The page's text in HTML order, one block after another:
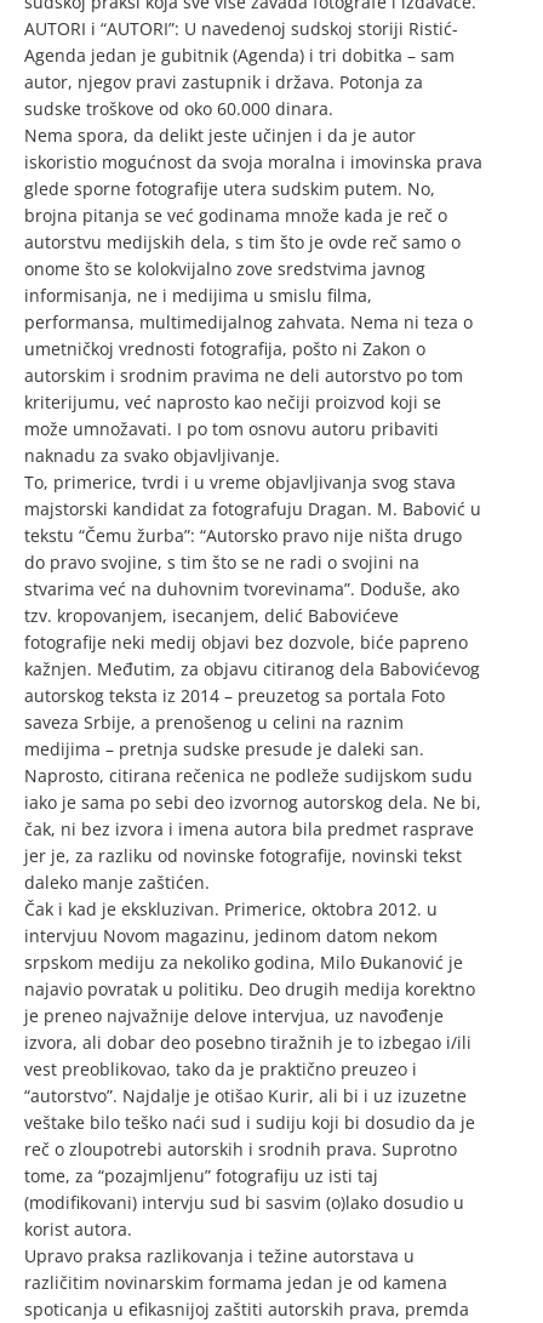
AUTORI i “AUTORI”: U navedenoj sudskoj storiji Ristić-
Agenda jedan je gubitnik (Agenda) i tri dobitka – sam
autor, njegov pravi zastupnik i država. Potonja za
sudske troškove od oko 60.000 dinara.
Nema spora, da delikt jeste učinjen i da je autor
iskoristio mogućnost da svoja moralna i imovinska prava
glede sporne fotografije utera sudskim putem. No,
brojna pitanja se već godinama množe kada je reč o
autorstvu medijskih dela, s tim što je ovde reč samo o
onome što se kolokvijalno zove sredstvima javnog
informisanja, ne i medijima u smislu filma,
performansa, multimedijalnog zahvata. Nema ni teza o
umetničkoj vrednosti fotografija, pošto ni Zakon o
autorskim i srodnim pravima ne deli autorstvo po tom
kriterijumu, već naprosto kao nečiji proizvod koji se
može umnožavati. I po tom osnovu autoru pribaviti
naknadu za svako objavljivanje.
To, primerice, tvrdi i u vreme objavljivanja svog stava
majstorski kandidat za fotografuju Dragan. M. Babović u
tekstu “Čemu žurba”: “Autorsko pravo nije ništa drugo
do pravo svojine, s tim što se ne radi o svojini na
stvarima već na duhovnim tvorevinama”. Doduše, ako
tzv. kropovanjem, isecanjem, delić Babovićeve
fotografije neki medij objavi bez dozvole, biće papreno
kažnjen. Međutim, za objavu citiranog dela Babovićevog
autorskog teksta iz 2014 – preuzetog sa portala Foto
saveza Srbije, a prenošenog u celini na raznim
medijima – pretnja sudske presude je daleki san.
Naprosto, citirana rečenica ne podleže sudijskom sudu
iako je sama po sebi deo izvornog autorskog dela. Ne bi,
čak, ni bez izvora i imena autora bila predmet rasprave
jer je, za razliku od novinske fotografije, novinski tekst
daleko manje zaštićen.
Čak i kad je ekskluzivan. Primerice, oktobra 2012. u
intervjuu Novom magazinu, jedinom datom nekom
srpskom mediju za nekoliko godina, Milo Đukanović je
najavio povratak u politiku. Deo drugih medija korektno
je preneo najvažnije delove intervjua, uz navođenje
izvora, ali dobar deo posebno tiražnih je to izbegao i/ili
vest preoblikovao, tako da je praktično preuzeo i
“autorstvo”. Najdalje je otišao Kurir, ali bi i uz izuzetne
veštake bilo teško naći sud i sudiju koji bi dosudio da je
reč o zloupotrebi autorskih i srodnih prava. Suprotno
tome, za “pozajmljenu” fotografiju uz isti taj
(modifikovani) intervju sud bi sasvim (o)lako dosudio u
korist autora.
Upravo praksa razlikovanja i težine autorstava u
različitim novinarskim formama jedan je od kamena
spoticanja u efikasnijoj zaštiti autorskih prava, premda